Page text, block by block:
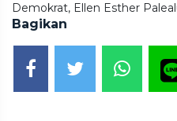
Demokrat, Ellen Esther
Bagikan